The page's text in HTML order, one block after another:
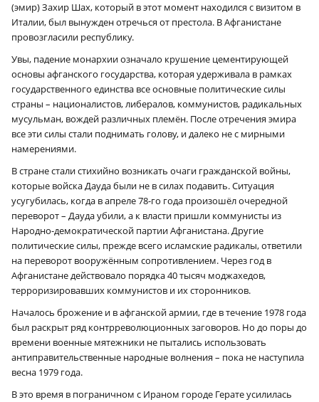
(эмир) Захир Шах, который в этот момент находился с визитом в
Италии, был вынужден отречься от престола. В Афганистане
провозгласили республику.
Увы, падение монархии означало крушение цементирующей
основы афганского государства, которая удерживала в рамках
государственного единства все основные политические силы
страны – националистов, либералов, коммунистов, радикальных
мусульман, вождей различных племён. После отречения эмира
все эти силы стали поднимать голову, и далеко не с мирными
намерениями.
В стране стали стихийно возникать очаги гражданской войны,
которые войска Дауда были не в силах подавить. Ситуация
усугубилась, когда в апреле 78-го года произошёл очередной
переворот – Дауда убили, а к власти пришли коммунисты из
Народно-демократической партии Афганистана. Другие
политические силы, прежде всего исламские радикалы, ответили
на переворот вооружённым сопротивлением. Через год в
Афганистане действовало порядка 40 тысяч моджахедов,
терроризировавших коммунистов и их сторонников.
Началось брожение и в афганской армии, где в течение 1978 года
был раскрыт ряд контр­революционных заговоров. Но до поры до
времени военные мятежники не пытались использовать
антиправительственные народные волнения – пока не наступила
весна 1979 года.
В это время в пограничном с Ираном городе Герате усилилась